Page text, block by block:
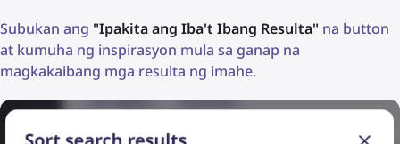
Subukan ang "Ipakita ang Iba't Ibang Resulta" na button
at kumuha ng inspirasyon mula sa ganap na
magkakaibang mga resulta ng imahe.